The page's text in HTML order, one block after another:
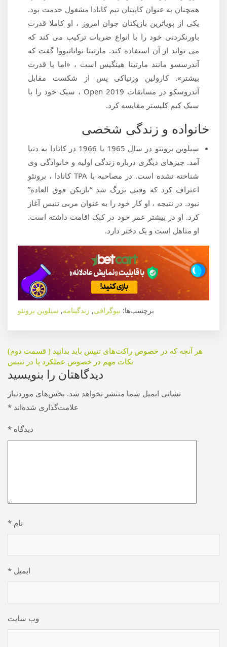
همچنان به عنوان کاپیتان تیم کانادا مشغول خدمت بود.
یکی از پویاترین بازیکنان جوان امروز ، او کاملا قدرت
باورنکردنی خود را با انواع ضربات ترکیب می کند که
می تواند از آن استفاده کند. مارتینا نواتاتیووا گفت که
آندرسسو مانند مارتینا هینگیس است ، «اما با قدرت
بیشتر». کارولین وزنیاکی پس از شکست مقابل
آندروسکو در مسابقات Open 2019 ، سبک خود را با
سبک کیم کلیستر مقایسه کرد.
خانواده و زندگی شخصی
سیلوین برونئو در سال 1965 یا 1966 در کانادا به دنیا
آمد. چیزهای دیگری درباره زندگی اولیه و خانوادگی وی
شناخته نشده است. در مصاحبه با TPA کانادا ، برونئو
اعتراف کرد که وقتی بزرگ شد “بازیکن فوق العاده”
نبود. در نتیجه ، او کار خود را به عنوان مربی تنیس آغاز
کرد. او در بیشتر عمر خود در کبک اقامت داشته است.
او متاهل است و یک دختر دارد.
برچسب‌ها: بیوگرافی, زندگینامه, سیلوین برونئو
راهبری
هر آنچه که در خصوص راکت‌های تنیس باید بدانید ( قسمت دوم)
نکات مهم در خصوص عملکرد پا در تنیس
دیدگاهتان را بنویسید
نشانی ایمیل شما منتشر نخواهد شد. بخش‌های موردنیاز
علامت‌گذاری شده‌اند *
دیدگاه *
نام *
ایمیل *
وب‌ سایت